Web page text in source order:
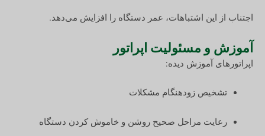
اجتناب از این اشتباهات، عمر دستگاه را افزایش می‌دهد.
آموزش و مسئولیت اپراتور
اپراتورهای آموزش دیده:
تشخیص زودهنگام مشکلات
رعایت مراحل صحیح روشن و خاموش کردن دستگاه